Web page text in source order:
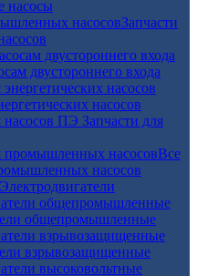
насосы
Запчасти
двустороннего входа
насосов
Запчасти для
Все
насосов
Электродвигатели
общепромышленные
взрывозащищенные